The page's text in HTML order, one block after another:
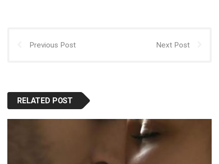
Previous Post Next Post
RELATED POST